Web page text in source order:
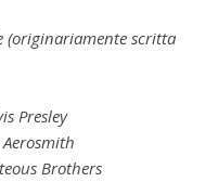
(originariamente scritta
Presley
Aerosmith
Brothers